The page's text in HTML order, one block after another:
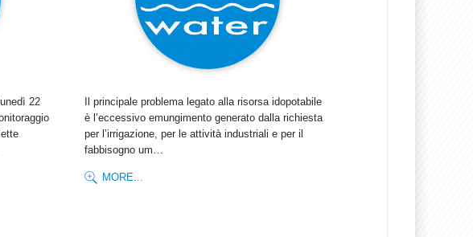
22
Il principale problema legato alla risorsa idopotabile
è l’eccessivo emungimento generato dalla richiesta
per l’irrigazione, per le attività industriali e per il
fabbisogno um…
MORE...